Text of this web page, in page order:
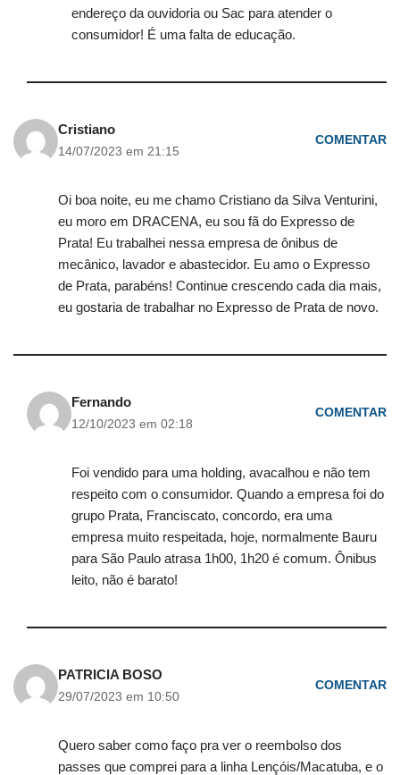
endereço da ouvidoria ou Sac para atender o
consumidor! É uma falta de educação.
Cristiano
14/07/2023 em 21:15
COMENTAR
Oi boa noite, eu me chamo Cristiano da Silva Venturini,
eu moro em DRACENA, eu sou fã do Expresso de
Prata! Eu trabalhei nessa empresa de ônibus de
mecânico, lavador e abastecidor. Eu amo o Expresso
de Prata, parabéns! Continue crescendo cada dia mais,
eu gostaria de trabalhar no Expresso de Prata de novo.
Fernando
12/10/2023 em 02:18
COMENTAR
Foi vendido para uma holding, avacalhou e não tem
respeito com o consumidor. Quando a empresa foi do
grupo Prata, Franciscato, concordo, era uma
empresa muito respeitada, hoje, normalmente Bauru
para São Paulo atrasa 1h00, 1h20 é comum. Ônibus
leito, não é barato!
PATRICIA BOSO
29/07/2023 em 10:50
COMENTAR
Quero saber como faço pra ver o reembolso dos
passes que comprei para a linha Lençóis/Macatuba, e o